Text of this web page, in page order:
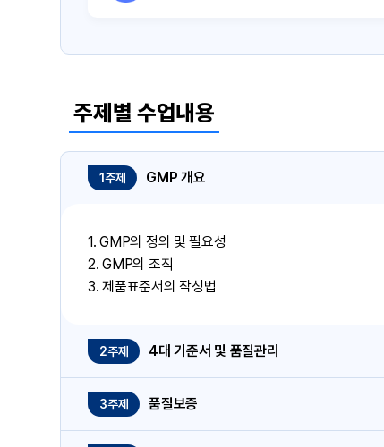
주제별 수업내용
1주제 GMP 개요
1. GMP의 정의 및 필요성
2. GMP의 조직
3. 제품표준서의 작성법
2주제 4대 기준서 및 품질관리
3주제 품질보증